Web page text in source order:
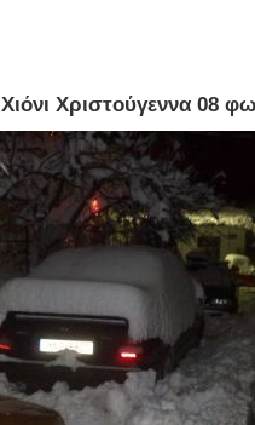
Χιόνι Χριστούγεννα 08